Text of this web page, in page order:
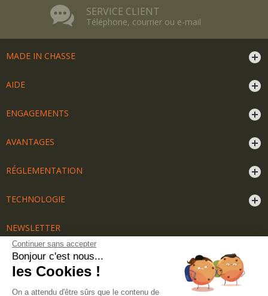
SERVICE CLIENT
Téléphone, courrier ou e-mail
MADE IN CHASSE
AIDE
ENGAGEMENTS
AVANTAGES
RÉGLEMENTATION
TECHNOLOGIE
NEWSLETTER
Recevez nos offres exclusives
Continuer sans accepter
Bonjour c'est nous...
les Cookies !
On a attendu d'être sûrs que le contenu de